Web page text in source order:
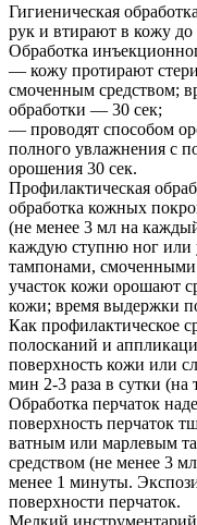
Гигиеническая
рук и втирают в кожу
Обработка
— кожу протирают
смоченным средством;
обработки — 30 сек;
— проводят способом
полного увлажнения с
орошения 30 сек.
Профилактическая
обработка кожных
(не менее 3 мл на
каждую ступню ног или
тампонами, смоченными
участок кожи орошают
кожи; время выдержки
Как профилактическое
полосканий и
поверхность кожи или
мин 2-3 раза в сутки
Обработка перчаток
поверхность перчаток
ватным или марлевым
средством (не менее 3
менее 1 минуты.
поверхности перчаток.
Мелкий